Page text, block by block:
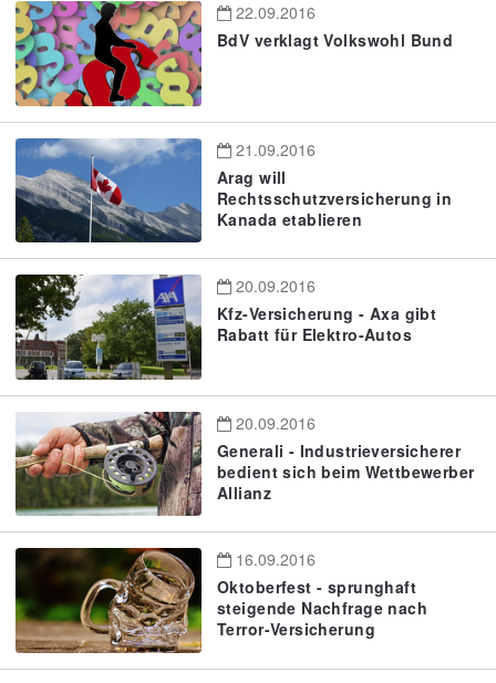
22.09.2016
BdV verklagt Volkswohl Bund
21.09.2016
Arag will
Rechtsschutzversicherung in
Kanada etablieren
20.09.2016
Kfz-Versicherung - Axa gibt
Rabatt für Elektro-Autos
20.09.2016
Generali - Industrieversicherer
bedient sich beim Wettbewerber
Allianz
16.09.2016
Oktoberfest - sprunghaft
steigende Nachfrage nach
Terror-Versicherung